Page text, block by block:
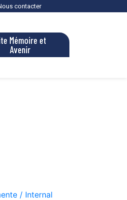
contacter
Mémoire et
Avenir
/ Internal